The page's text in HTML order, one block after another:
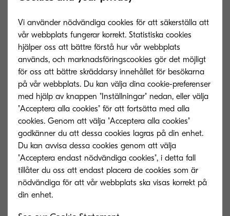
TK-895M
Magenta toner yield 6,000 pages in
accordance with ISO/IEC 19798.
TK-895Y
Yellow toner
accordance
Vi använder nödvändiga cookies för att säkerställa att
vår webbplats fungerar korrekt. Statistiska cookies
hjälper oss att bättre förstå hur vår webbplats
används, och marknadsföringscookies gör det möjligt
för oss att bättre skräddarsy innehållet för besökarna
på vår webbplats. Du kan välja dina cookie-preferenser
med hjälp av knappen "Inställningar" nedan, eller välja
"Acceptera alla cookies" för att fortsätta med alla
cookies. Genom att välja "Acceptera alla cookies"
godkänner du att dessa cookies lagras på din enhet.
Du kan avvisa dessa cookies genom att välja
"Acceptera endast nödvändiga cookies", i detta fall
tillåter du oss att endast placera de cookies som är
nödvändiga för att vår webbplats ska visas korrekt på